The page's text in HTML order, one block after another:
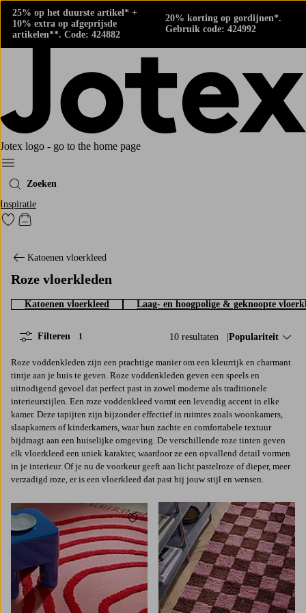
25% op het duurste artikel* +
10% extra op afgeprijsde
artikelen**. Code: 424882
20% korting op gordijnen*.
Gebruik code: 424992
Jotex logo - go to the home page
Menu
Zoeken
Inspiratie
Ga naar favoriet gemarkeerde producten
Go to checkout
Katoenen vloerkleed
Roze vloerkleden
Katoenen vloerkleed Laag- en hoogpolige & geknoopte
10 resultaten Sorteer op:
Populariteit
Filteren 1
Roze voddenkleden zijn een prachtige manier om een kleurrijk en charmant
tintje aan je huis te geven. Roze voddenkleden geven een speels en
uitnodigend gevoel dat perfect past in zowel moderne als traditionele
interieurstijlen. Een roze voddenkleed vormt een levendig accent in elke
kamer. Deze tapijten zijn bijzonder effectief in ruimtes zoals woonkamers,
slaapkamers of kinderkamers, waar hun zachte en comfortabele textuur
bijdraagt aan een huiselijke omgeving. De verschillende roze tinten geven
elk vloerkleed een uniek karakter, waardoor ze een opvallend detail vormen
in je interieur. Of je nu de voorkeur geeft aan licht pastelroze of dieper, meer
verzadigd roze, er is een vloerkleed dat past bij jouw stijl en wensen.
Toevoegen aan favorieten
160X230 130X190 170X240200X300